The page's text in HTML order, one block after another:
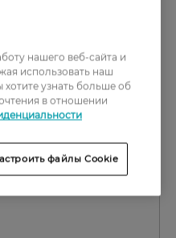
нашего веб-сайта и
использовать наш
узнать больше об
в отношении
файлы Cookie